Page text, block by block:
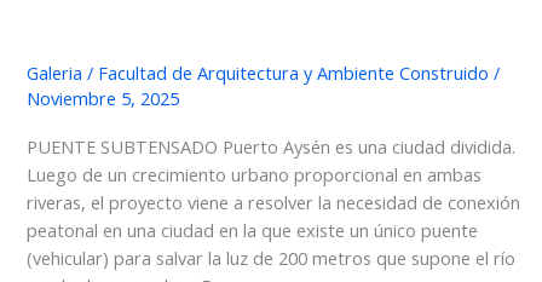
Galeria / Facultad de Arquitectura y Ambiente Construido /
Noviembre 5, 2025
PUENTE SUBTENSADO Puerto Aysén es una ciudad dividida.
Luego de un crecimiento urbano proporcional en ambas
riveras, el proyecto viene a resolver la necesidad de conexión
peatonal en una ciudad en la que existe un único puente
(vehicular) para salvar la luz de 200 metros que supone el río